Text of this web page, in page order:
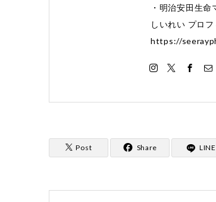
・明治安田生
しいれい プロ
https://
Post Share LINE